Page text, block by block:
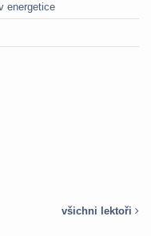
energetice
všichni lektoři